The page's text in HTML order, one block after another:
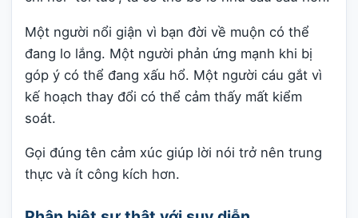
Một người nổi giận vì bạn đời về muộn có thể
đang lo lắng. Một người phản ứng mạnh khi bị
góp ý có thể đang xấu hổ. Một người cáu gắt vì
kế hoạch thay đổi có thể cảm thấy mất kiểm
soát.
Gọi đúng tên cảm xúc giúp lời nói trở nên trung
thực và ít công kích hơn.